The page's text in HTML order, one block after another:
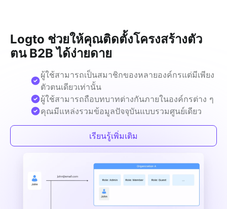
Logto ช่วยให้คุณติดตั้งโครงสร้างตัว
ตน B2B ได้ง่ายดาย
ผู้ใช้สามารถเป็นสมาชิกของหลายองค์กรแต่มีเพียง
ตัวตนเดียวเท่านั้น
ผู้ใช้สามารถถือบทบาทต่างกันภายในองค์กรต่าง ๆ
คุณมีแหล่งรวมข้อมูลปัจจุบันแบบรวมศูนย์เดียว
เรียนรู้เพิ่มเติม